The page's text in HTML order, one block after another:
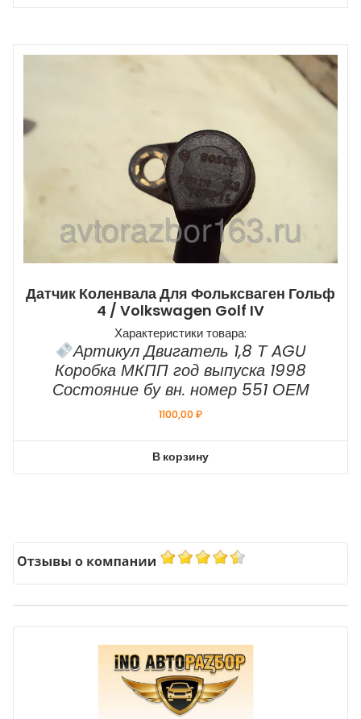
Датчик Коленвала Для Фольксваген Гольф
4 / Volkswagen Golf IV
Характеристики товара:
Артикул Двигатель 1,8 Т AGU
Коробка МКПП год выпуска 1998
Состояние бу вн. номер 551 ОЕМ
1100,00₽
В корзину